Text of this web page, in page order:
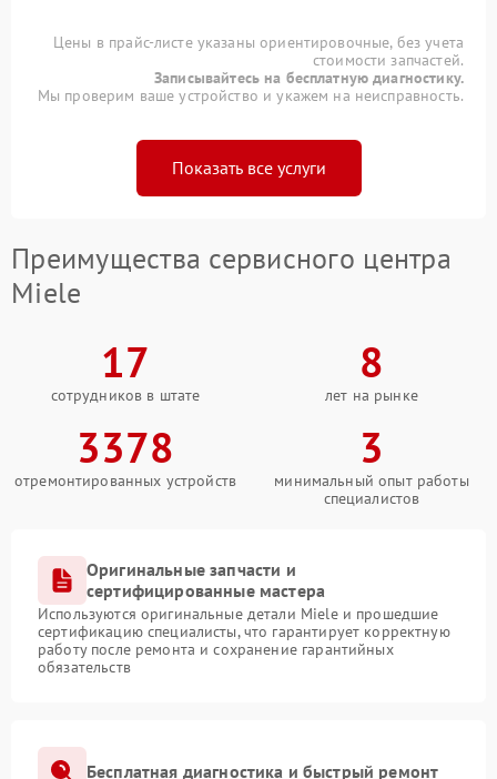
Цены в прайс-листе указаны ориентировочные, без учета
стоимости запчастей.
Записывайтесь на бесплатную диагностику.
Мы проверим ваше устройство и укажем на неисправность.
Показать все услуги
Преимущества сервисного центра
Miele
17
сотрудников в штате
8
лет на рынке
3378
отремонтированных устройств
3
минимальный опыт работы
специалистов
Оригинальные запчасти и
сертифицированные мастера
Используются оригинальные детали Miele и прошедшие
сертификацию специалисты, что гарантирует корректную
работу после ремонта и сохранение гарантийных
обязательств
Бесплатная диагностика и быстрый ремонт